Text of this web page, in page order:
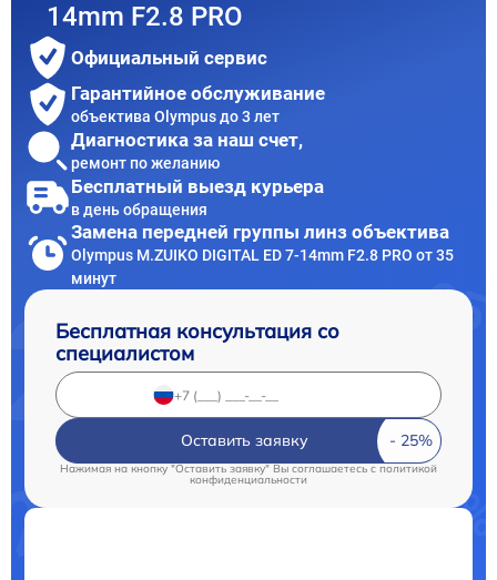
14mm F2.8 PRO
Официальный сервис
Гарантийное обслуживание
объектива Olympus до 3 лет
Диагностика за наш счет,
ремонт по желанию
Бесплатный выезд курьера
в день обращения
Замена передней группы линз объектива
Olympus M.ZUIKO DIGITAL ED 7-14mm F2.8 PRO от 35
минут
Бесплатная консультация со
специалистом
Оставить заявку
Нажимая на кнопку "Оставить заявку" Вы соглашаетесь c политикой
конфиденциальности